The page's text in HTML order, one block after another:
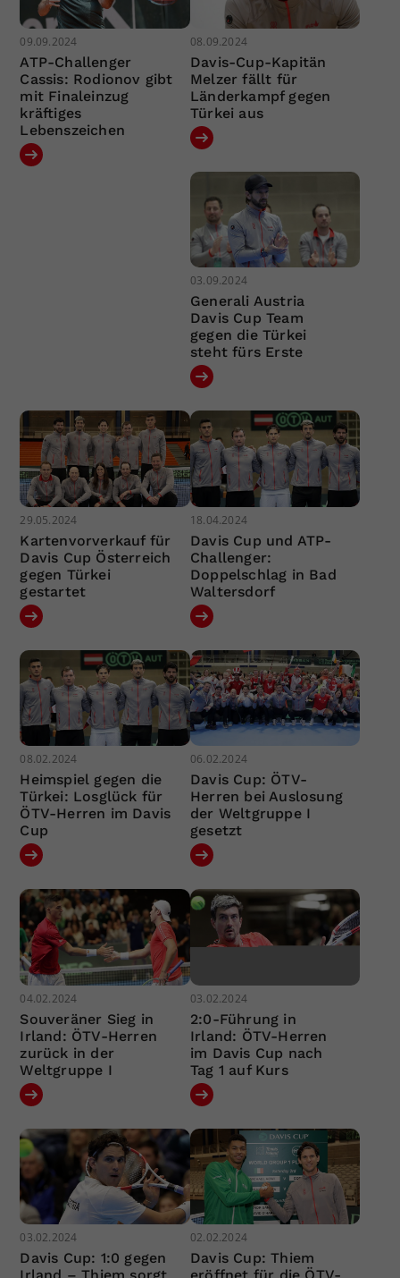
09.09.2024
ATP-Challenger
Cassis: Rodionov gibt
mit Finaleinzug
kräftiges
Lebenszeichen
08.09.2024
Davis-Cup-Kapitän
Melzer fällt für
Länderkampf gegen
Türkei aus
03.09.2024
Generali Austria
Davis Cup Team
gegen die Türkei
steht fürs Erste
29.05.2024
Kartenvorverkauf für
Davis Cup Österreich
gegen Türkei
gestartet
18.04.2024
Davis Cup und ATP-
Challenger:
Doppelschlag in Bad
Waltersdorf
08.02.2024
Heimspiel gegen die
Türkei: Losglück für
ÖTV-Herren im Davis
Cup
06.02.2024
Davis Cup: ÖTV-
Herren bei Auslosung
der Weltgruppe I
gesetzt
04.02.2024
Souveräner Sieg in
Irland: ÖTV-Herren
zurück in der
Weltgruppe I
03.02.2024
2:0-Führung in
Irland: ÖTV-Herren
im Davis Cup nach
Tag 1 auf Kurs
03.02.2024
Davis Cup: 1:0 gegen
02.02.2024
Davis Cup: Thiem